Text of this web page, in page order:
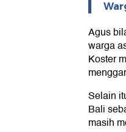
Agus
warga
Koster
Selain
Bali
masih